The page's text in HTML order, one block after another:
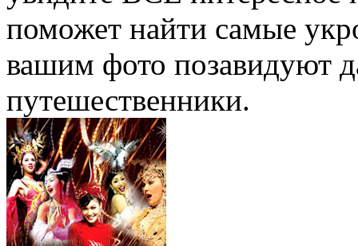
поможет найти самые
вашим фото позавидуют
путешественники.